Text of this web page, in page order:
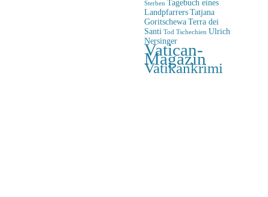
Sterben Tagebuch eines
Landpfarrers Tatjana
Goritschewa Terra dei
Santi Tod Tschechien Ulrich
Nersinger
Vatican-
Magazin
Vatikankrimi